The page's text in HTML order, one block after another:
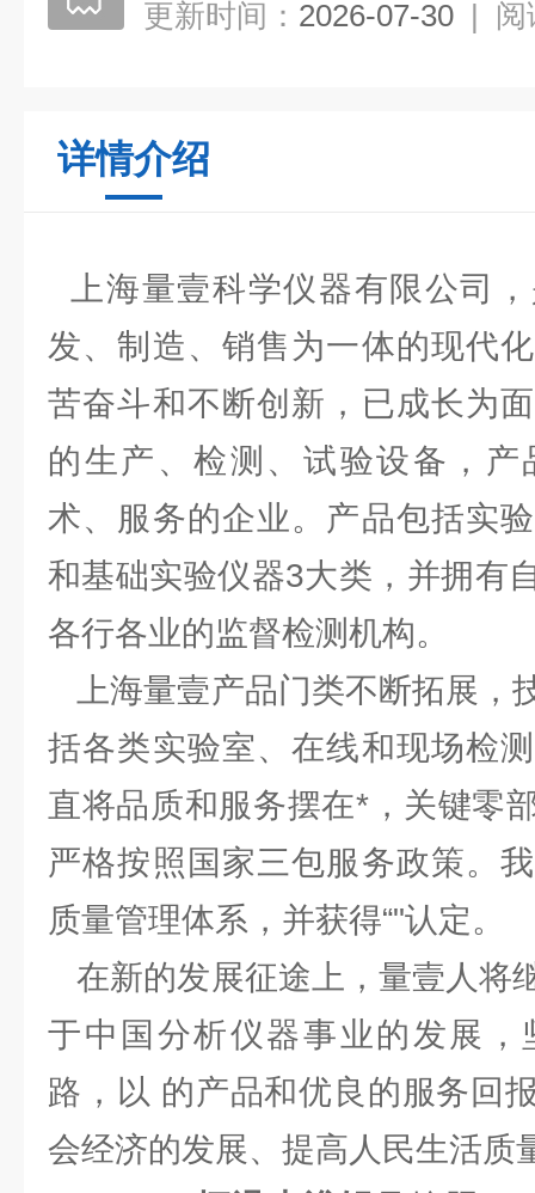
更新时间： 2026-07-30 | 阅
详情介绍
上海量壹科学仪器有限公司
发、制造、销售为一体的现代
苦奋斗和不断创新，已成长为
的生产、检测、试验设备，
术、服务的企业。产品包括实
和基础实验仪器3大类，并拥有
各行各业的监督检测机构。
上海量壹产品门类不断拓展，
括各类实验室、在线和现场检
直将品质和服务摆在*，关键零
严格按照国家三包服务政策。
质量管理体系，并获得“"认定。
在新的发展征途上，量壹人将
于中国分析仪器事业的发展，
路，以 的产品和优良的服务回
会经济的发展、提高人民生活质